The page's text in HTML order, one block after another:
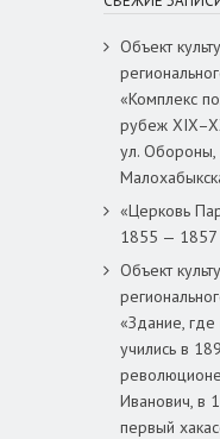
Объект
«Комплекс
рубеж
ул.
«Церковь
1855 — 1857
Объект
«Здание, где
учились в
Иванович, в
первый